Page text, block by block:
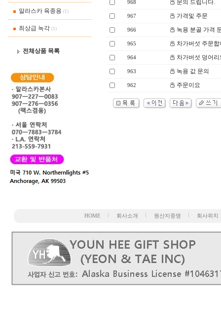
알라스카 육종용 (1)
최상급 녹각 (1)
전체상품 목록
968 문의 드립니다.
967 가격및 주문
966 녹용 분골 가격
965 차가버섯 주문합
964 차가버섯 덩어
963 녹용 값 문의
962 주문이요
HOME 회사소개 원산지증명 회사위치